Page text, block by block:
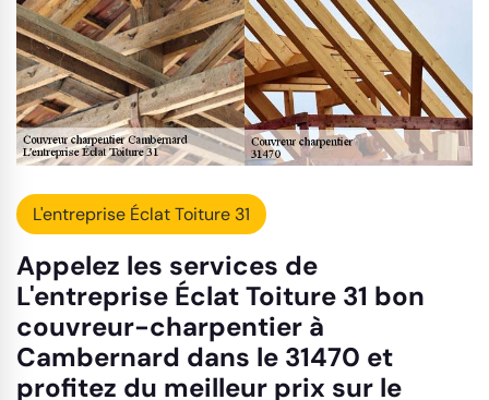
L'entreprise Éclat Toiture 31
Appelez les services de
L'entreprise Éclat Toiture 31 bon
couvreur-charpentier à
Cambernard dans le 31470 et
profitez du meilleur prix sur le